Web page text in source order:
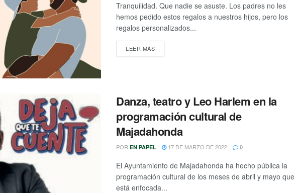
Tranquilidad. Que nadie se asuste. Los padres no les
hemos pedido estos regalos a nuestros hijos, pero los
regalos personalizados...
LEER MÁSDETAILS
Danza, teatro y Leo Harlem en la
programación cultural de
Majadahonda
POR EN PAPEL 17 DE MARZO DE 2022 0
El Ayuntamiento de Majadahonda ha hecho pública la
programación cultural de los meses de abril y mayo que
está enfocada...